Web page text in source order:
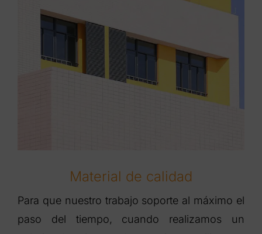
Material de calidad
Para que nuestro trabajo soporte al máximo el
paso del tiempo, cuando realizamos un